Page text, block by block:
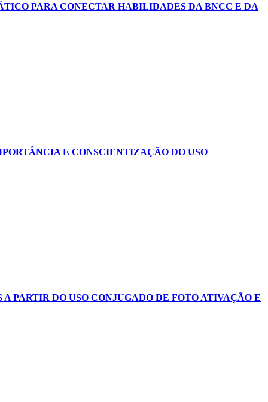
PARA CONECTAR HABILIDADES DA BNCC E DA
E CONSCIENTIZAÇÃO DO USO
PARTIR DO USO CONJUGADO DE FOTO ATIVAÇÃO E